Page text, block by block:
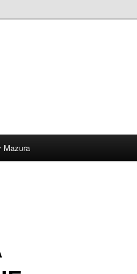
Mazura